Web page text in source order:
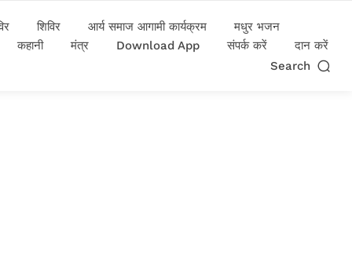
शिविर आर्य समाज आगामी कार्यक्रम
मधुर भजन
कहानी
मंत्र Download App संपर्क करें
दान करें
Search